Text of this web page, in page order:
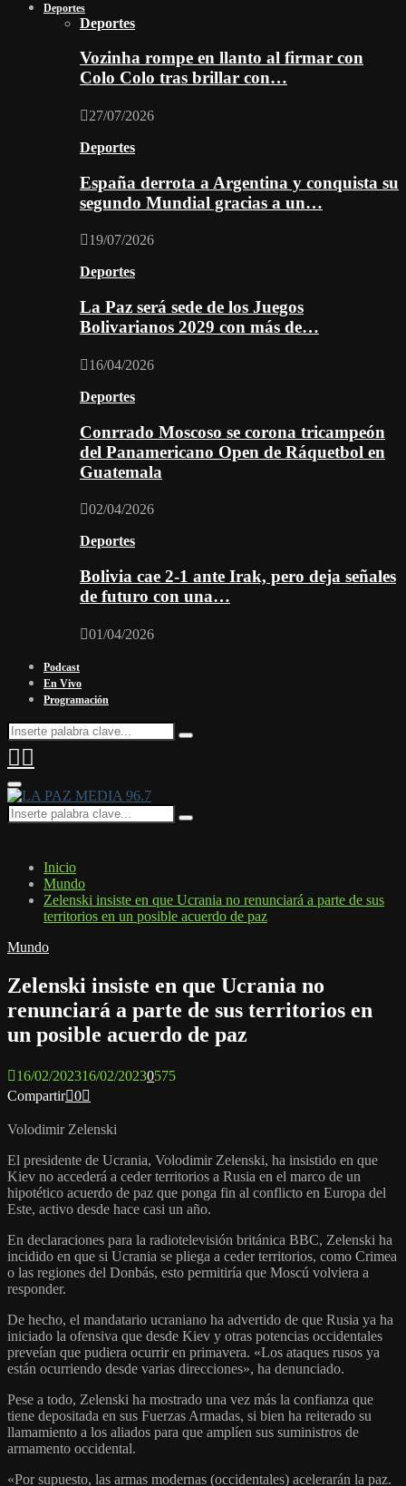
Deportes
Deportes
Vozinha rompe en llanto al firmar con
Colo Colo tras brillar con…
27/07/2026
Deportes
España derrota a Argentina y conquista su
segundo Mundial gracias a un…
19/07/2026
Deportes
La Paz será sede de los Juegos
Bolivarianos 2029 con más de…
16/04/2026
Deportes
Conrrado Moscoso se corona tricampeón
del Panamericano Open de Ráquetbol en
Guatemala
02/04/2026
Deportes
Bolivia cae 2-1 ante Irak, pero deja señales
de futuro con una…
01/04/2026
Podcast
En Vivo
Programación
Search
for:
Search
Facebook
Twitter
Instagram
Primary
Menu
Search
for:
Search
Inicio
Mundo
Zelenski insiste en que Ucrania no renunciará a parte de sus
territorios en un posible acuerdo de paz
Mundo
Zelenski insiste en que Ucrania no
renunciará a parte de sus territorios en
un posible acuerdo de paz
16/02/202316/02/20230575
Compartir 0
Volodimir Zelenski
El presidente de Ucrania, Volodimir Zelenski, ha insistido en que
Kiev no accederá a ceder territorios a Rusia en el marco de un
hipotético acuerdo de paz que ponga fin al conflicto en Europa del
Este, activo desde hace casi un año.
En declaraciones para la radiotelevisión británica BBC, Zelenski ha
incidido en que si Ucrania se pliega a ceder territorios, como Crimea
o las regiones del Donbás, esto permitiría que Moscú volviera a
responder.
De hecho, el mandatario ucraniano ha advertido de que Rusia ya ha
iniciado la ofensiva que desde Kiev y otras potencias occidentales
preveían que pudiera ocurrir en primavera. «Los ataques rusos ya
están ocurriendo desde varias direcciones», ha denunciado.
Pese a todo, Zelenski ha mostrado una vez más la confianza que
tiene depositada en sus Fuerzas Armadas, si bien ha reiterado su
llamamiento a los aliados para que amplíen sus suministros de
armamento occidental.
«Por supuesto, las armas modernas (occidentales) acelerarán la paz.